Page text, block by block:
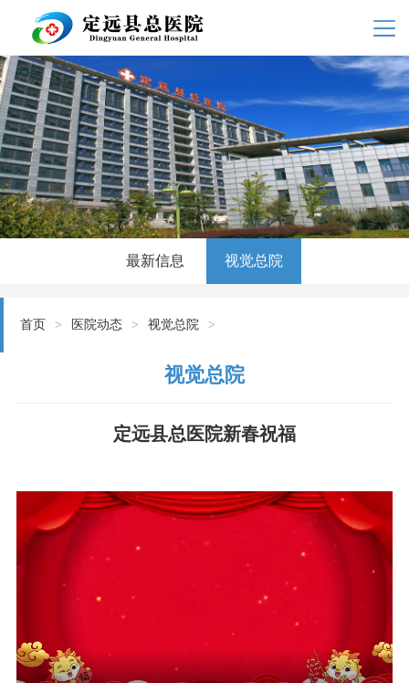
最新信息 视觉总院
首页 > 医院动态 > 视觉总院 >
视觉总院
定远县总医院新春祝福